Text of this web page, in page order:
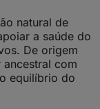
natural de
a saúde do
De origem
ancestral com
equilíbrio do